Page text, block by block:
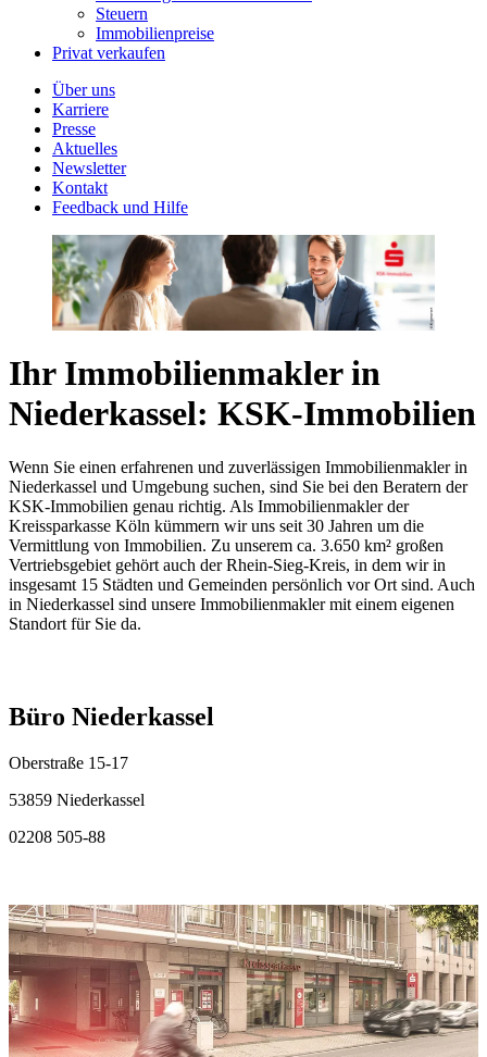
Steuern
Immobilienpreise
Privat verkaufen
Über uns
Karriere
Presse
Aktuelles
Newsletter
Kontakt
Feedback und Hilfe
Ihr Immobilienmakler in
Niederkassel: KSK-Immobilien
Wenn Sie einen erfahrenen und zuverlässigen Immobilienmakler in
Niederkassel und Umgebung suchen, sind Sie bei den Beratern der
KSK-Immobilien genau richtig. Als Immobilienmakler der
Kreissparkasse Köln kümmern wir uns seit 30 Jahren um die
Vermittlung von Immobilien. Zu unserem ca. 3.650 km² großen
Vertriebsgebiet gehört auch der Rhein-Sieg-Kreis, in dem wir in
insgesamt 15 Städten und Gemeinden persönlich vor Ort sind. Auch
in Niederkassel sind unsere Immobilienmakler mit einem eigenen
Standort für Sie da.
Büro Niederkassel
Oberstraße 15-17
53859 Niederkassel
02208 505-88